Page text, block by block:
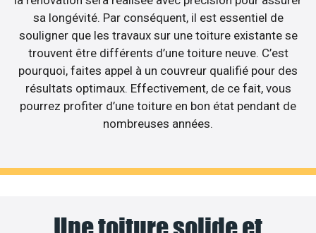
sa longévité. Par conséquent, il est essentiel de
souligner que les travaux sur une toiture existante se
trouvent être différents d’une toiture neuve. C’est
pourquoi, faites appel à un couvreur qualifié pour des
résultats optimaux. Effectivement, de ce fait, vous
pourrez profiter d’une toiture en bon état pendant de
nombreuses années.